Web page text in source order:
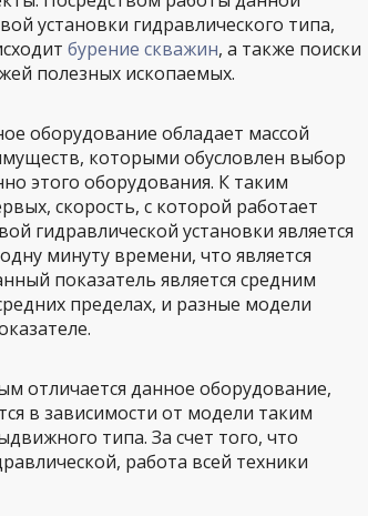
установки гидравлического типа,
бурение скважин, а также поиски
полезных ископаемых.
оборудование обладает массой
которыми обусловлен выбор
этого оборудования. К таким
скорость, с которой работает
гидравлической установки является
минуту времени, что является
показатель является средним
пределах, и разные модели
отличается данное оборудование,
в зависимости от модели таким
типа. За счет того, что
работа всей техники